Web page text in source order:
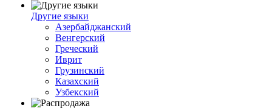
Другие языки
Азербайджанский
Венгерский
Греческий
Иврит
Грузинский
Казахский
Узбекский